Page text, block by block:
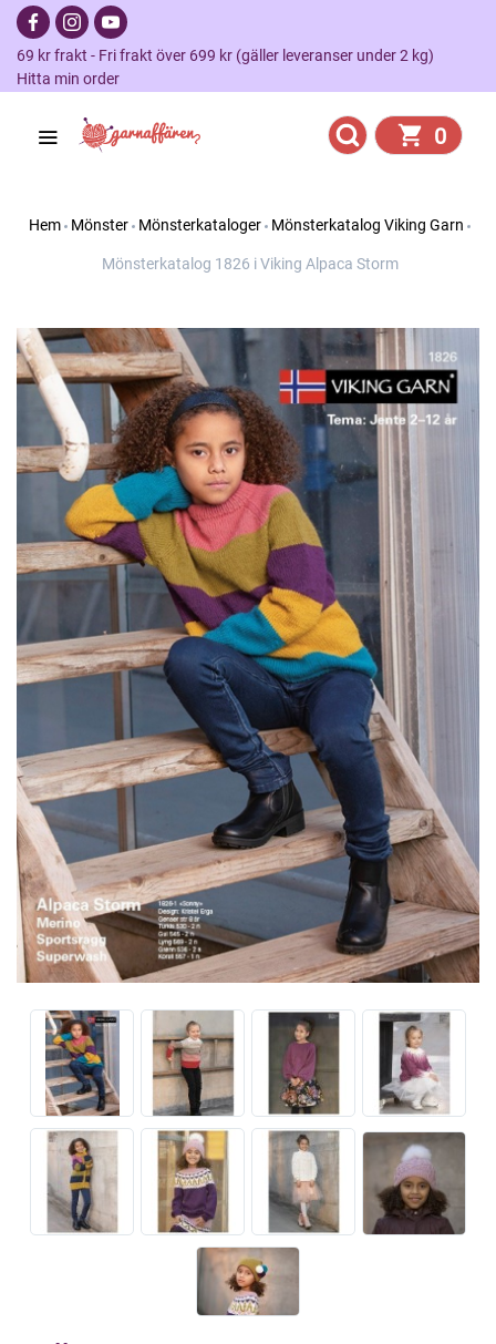
69 kr frakt - Fri frakt över 699 kr (gäller leveranser under 2 kg)
Hitta min order
0
Hem Mönster Mönsterkataloger Mönsterkatalog Viking Garn
Mönsterkatalog 1826 i Viking Alpaca Storm